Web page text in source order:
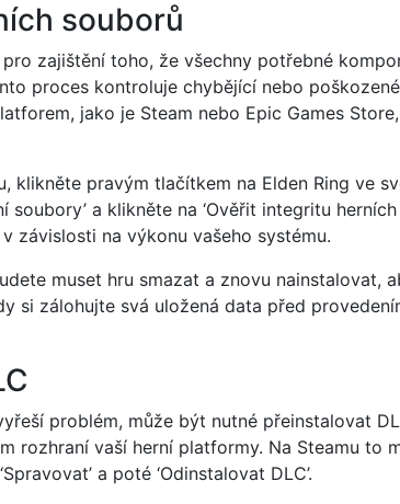
souborů
zajištění toho, že všechny potřebné
proces kontroluje chybějící nebo
jako je Steam nebo Epic Games
klikněte pravým tlačítkem na Elden Ring ve
soubory’ a klikněte na ‘Ověřit integritu herních
závislosti na výkonu vašeho systému.
muset hru smazat a znovu nainstalovat,
si zálohujte svá uložená data před
problém, může být nutné přeinstalovat
rozhraní vaší herní platformy. Na Steamu to
a poté ‘Odinstalovat DLC’.